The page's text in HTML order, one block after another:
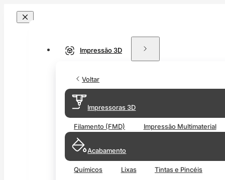
Impressão 3D
Voltar
Impressoras 3D
Filamento (FMD) Impressão Multimaterial
Acabamento
Químicos Lixas Tintas e Pincéis